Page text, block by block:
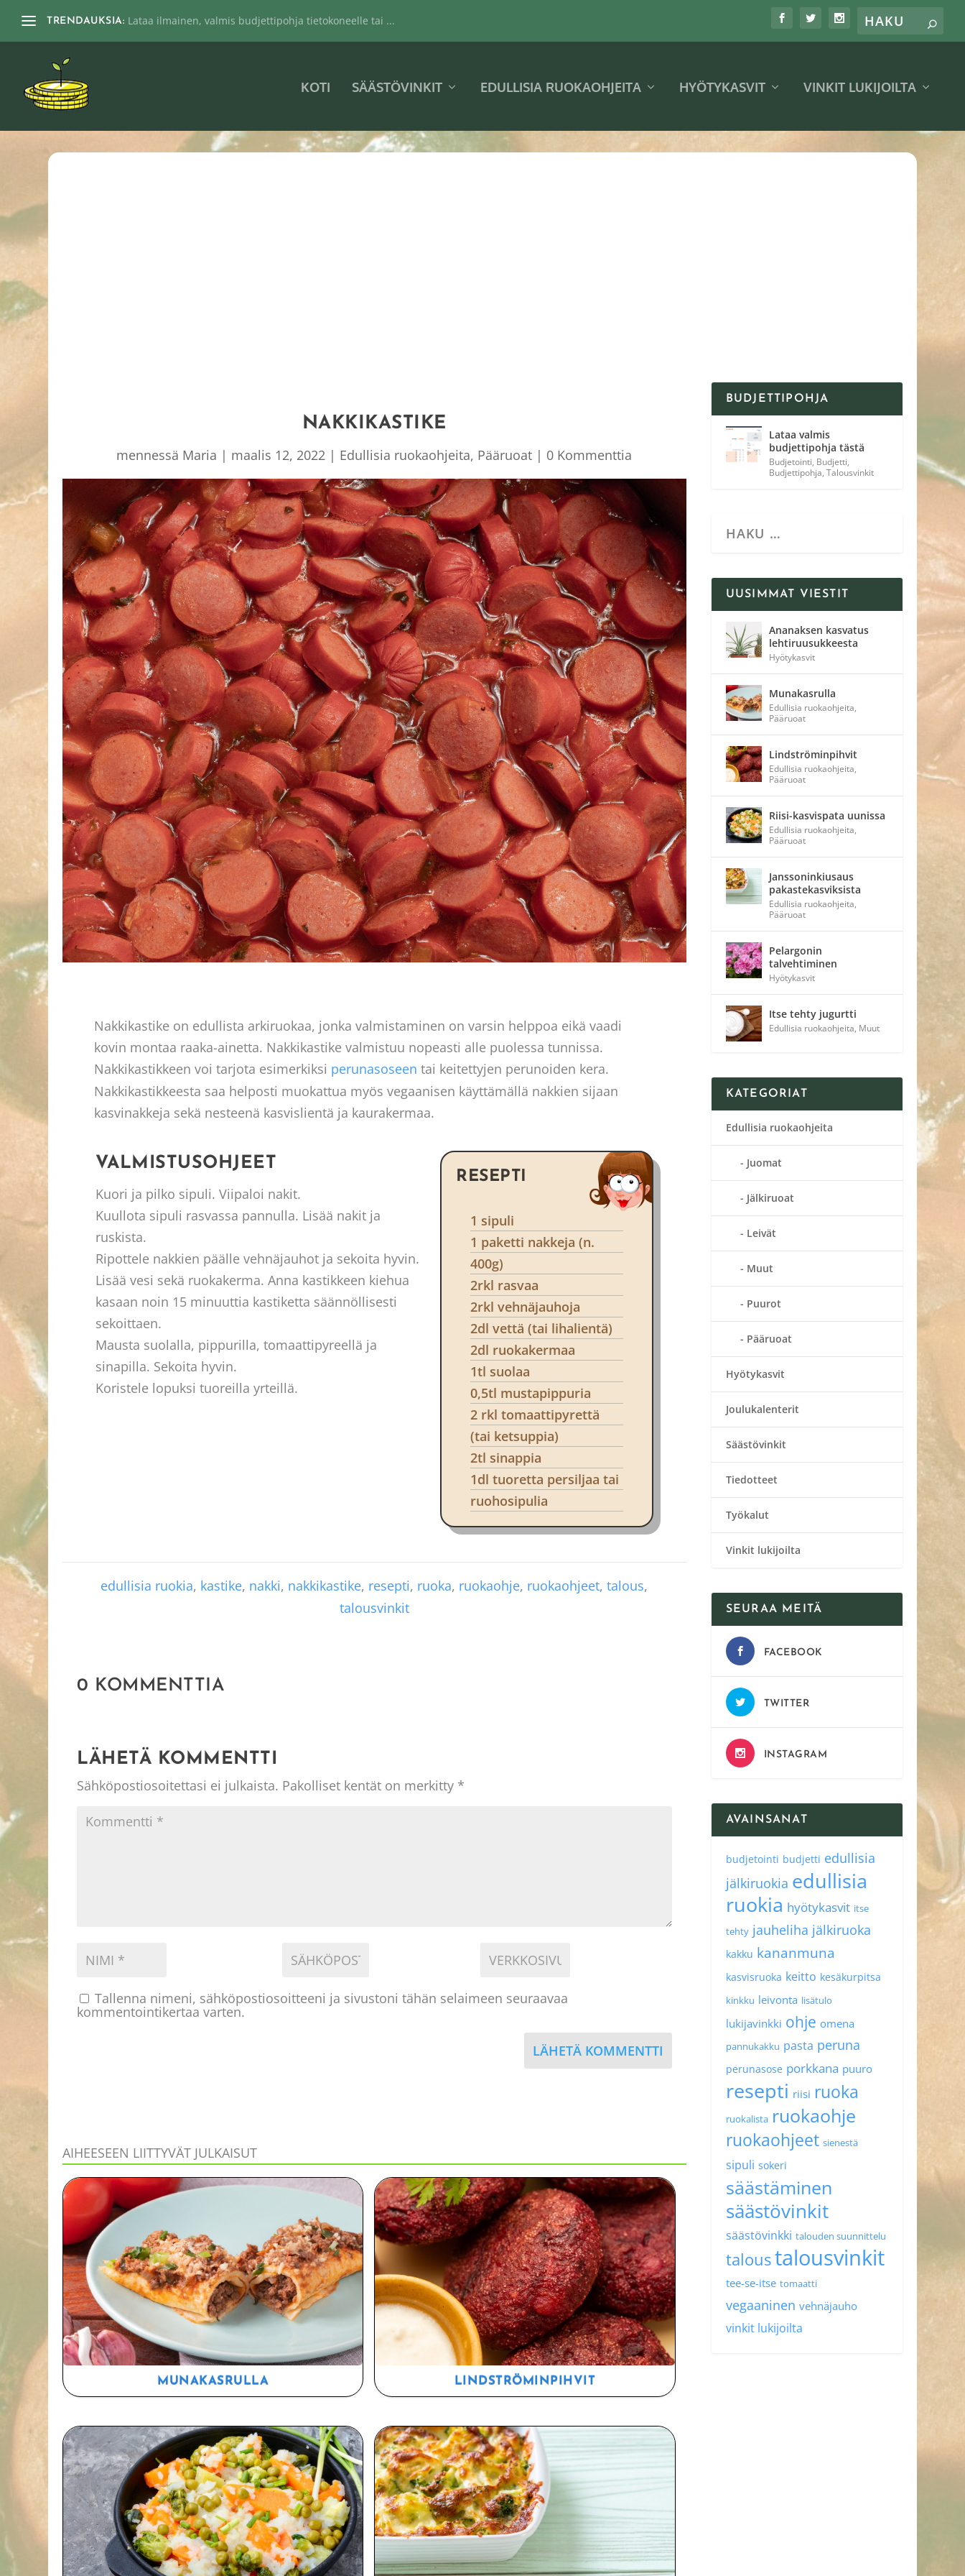
TRENDAUKSIA: Lataa ilmainen, valmis budjettipohja tietokoneelle tai ...
KOTI SÄÄSTÖVINKIT EDULLISIA RUOKAOHJEITA HYÖTYKASVIT VINKIT LUKIJOILTA
NAKKIKASTIKE
mennessä Maria | maalis 12, 2022 | Edullisia ruokaohjeita, Pääruoat | 0 Kommenttia
Nakkikastike on edullista arkiruokaa, jonka valmistaminen on varsin helppoa eikä vaadi
kovin montaa raaka-ainetta. Nakkikastike valmistuu nopeasti alle puolessa tunnissa.
Nakkikastikkeen voi tarjota esimerkiksi perunasoseen tai keitettyjen perunoiden kera.
Nakkikastikkeesta saa helposti muokattua myös vegaanisen käyttämällä nakkien sijaan
kasvinakkeja sekä nesteenä kasvislientä ja kaurakermaa.
VALMISTUSOHJEET
Kuori ja pilko sipuli. Viipaloi nakit.
Kuullota sipuli rasvassa pannulla. Lisää nakit ja
ruskista.
Ripottele nakkien päälle vehnäjauhot ja sekoita hyvin.
Lisää vesi sekä ruokakerma. Anna kastikkeen kiehua
kasaan noin 15 minuuttia kastiketta säännöllisesti
sekoittaen.
Mausta suolalla, pippurilla, tomaattipyreellä ja
sinapilla. Sekoita hyvin.
Koristele lopuksi tuoreilla yrteillä.
RESEPTI
1 sipuli
1 paketti nakkeja (n.
400g)
2rkl rasvaa
2rkl vehnäjauhoja
2dl vettä (tai lihalientä)
2dl ruokakermaa
1tl suolaa
0,5tl mustapippuria
2 rkl tomaattipyrettä
(tai ketsuppia)
2tl sinappia
1dl tuoretta persiljaa tai
ruohosipulia
edullisia ruokia, kastike, nakki, nakkikastike, resepti, ruoka, ruokaohje, ruokaohjeet,talous,
talousvinkit
0 KOMMENTTIA
LÄHETÄ KOMMENTTI
Sähköpostiosoitettasi ei julkaista. Pakolliset kentät on merkitty *
Tallenna nimeni, sähköpostiosoitteeni ja sivustoni tähän selaimeen seuraavaa
kommentointikertaa varten.
LÄHETÄ KOMMENTTI
AIHEESEEN LIITTYVÄT JULKAISUT
MUNAKASRULLA LINDSTRÖMINPIHVIT
BUDJETTIPOHJA
Lataa valmis
budjettipohja tästä
Budjetointi, Budjetti,
Budjettipohja, Talousvinkit
UUSIMMAT VIESTIT
Ananaksen kasvatus
lehtiruusukkeesta
Hyötykasvit
Munakasrulla
Edullisia ruokaohjeita,
Pääruoat
Lindströminpihvit
Edullisia ruokaohjeita,
Pääruoat
Riisi-kasvispata uunissa
Edullisia ruokaohjeita,
Pääruoat
Janssoninkiusaus
pakastekasviksista
Edullisia ruokaohjeita,
Pääruoat
Pelargonin
talvehtiminen
Hyötykasvit
Itse tehty jugurtti
Edullisia ruokaohjeita, Muut
KATEGORIAT
Edullisia ruokaohjeita
Juomat
Jälkiruoat
Leivät
Muut
Puurot
Pääruoat
Hyötykasvit
Joulukalenterit
Säästövinkit
Tiedotteet
Työkalut
Vinkit lukijoilta
SEURAA MEITÄ
FACEBOOK
TWITTER
INSTAGRAM
AVAINSANAT
budjetointi budjetti edullisia
jälkiruokia edullisia
ruokia hyötykasvit itse
tehty jauheliha jälkiruoka
kakku kananmuna
kasvisruoka keitto kesäkurpitsa
kinkku leivonta lisätulo
lukijavinkki ohje omena
pannukakku pasta peruna
perunasose porkkana puuro
resepti riisi ruoka
ruokalista ruokaohje
ruokaohjeet sienestä
sipuli sokeri
säästäminen
säästövinkit
säästövinkki talouden suunnittelu
taloustalousvinkit
tee-se-itse tomaatti
vegaaninen vehnäjauho
vinkit lukijoilta